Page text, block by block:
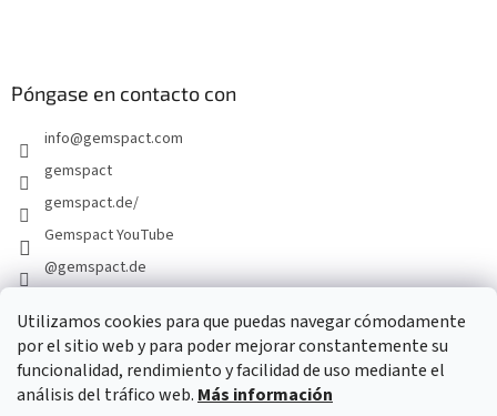
Utilizamos cookies para que puedas navegar cómodamente
por el sitio web y para poder mejorar constantemente su
funcionalidad, rendimiento y facilidad de uso mediante el
análisis del tráfico web. Más información
Póngase en contacto con
info@gemspact.com
gemspact
gemspact.de/
Gemspact YouTube
@gemspact.de
FORMULARIO DE CONTACTO